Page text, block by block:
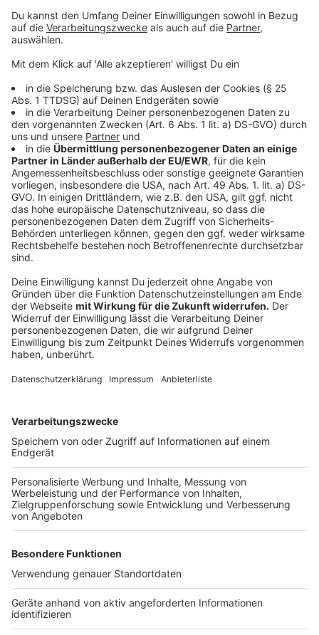
antwortet Stöckl darauf. Allein mit Hülsenfrüchten
(Erbsen, Bohnen oder Linsen) könnten Vegetarier
schon sehr viel erreichen. "Die haben einen hohen
Sättigungswert, sind eiweißreich und können damit das
Anzeige
Ein weiterer Tipp der Diätassistentin: Auf nicht allzu
bekannte Getreidearten, wie zum Beispiel Quinoa,
setzen. Die enthalten ebenfalls viele gute Nährstoffe
für den Körper.
Anzeige
Der Vorwurf mit den Kosten
Anzeige
Häufig sei auch zu hören, dass eine vegetarische
Ernährung für viele nicht in Frage käme, da die Kosten
vegetarisch ernähren möchte, muss nicht ökologische
Läden oder Reformhäuser zurückgreifen. Es ist
möglich, in den gängigen Supermärkten auf jeden Fall
vernünftig und kostengünstig einzukaufen."
Anzeige
Trotz alledem sollten Eltern ihre Kinder laut Stöckl
eher nicht vegetarisch aufziehen. Es gebe zwar
bestimmte ethische oder klimapolitische Gründe,
jedoch: "Aus rein gesundheitlichen Gründen ist es nicht
zwingend erforderlich. Kinder sind im Wachstum, sie